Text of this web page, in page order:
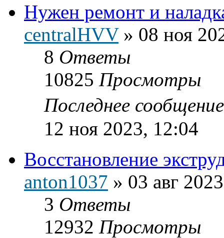
Нужен ремонт и
centralHVV» 08 ноя
8 Ответы
10825 Просмотры
Последнее
12 ноя 2023, 12:04
Восстановление
anton1037 » 03 авг
3 Ответы
12932 Просмотры